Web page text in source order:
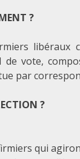
?
libéraux
vote,
par
?
qui